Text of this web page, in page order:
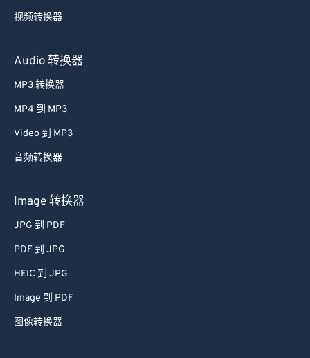
视频转换器
Audio 转换器
MP3 转换器
MP4 到 MP3
Video 到 MP3
音频转换器
Image 转换器
JPG 到 PDF
PDF 到 JPG
HEIC 到 JPG
Image 到 PDF
图像转换器